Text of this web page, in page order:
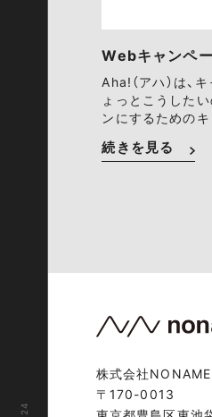
Webキャンペ
Aha!（アハ）は、
ょっとこうした
ンにするための
続きを見る
株式会社
〒170-0013